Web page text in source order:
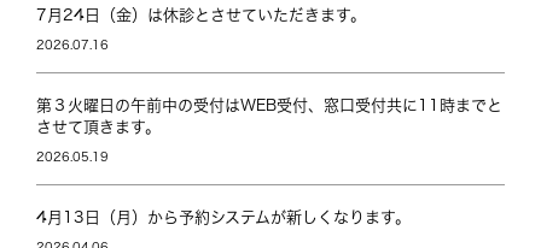
7月24日（金）は休診とさせていただきます。
2026.07.16
第３火曜日の午前中の受付はWEB受付、窓口受付共に11時までと
させて頂きます。
2026.05.19
4月13日（月）から予約システムが新しくなります。